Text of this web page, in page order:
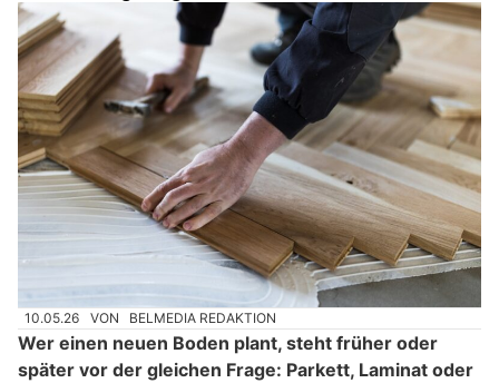
10.05.26 VON BELMEDIA REDAKTION
Wer einen neuen Boden plant, steht früher oder
später vor der gleichen Frage: Parkett, Laminat oder